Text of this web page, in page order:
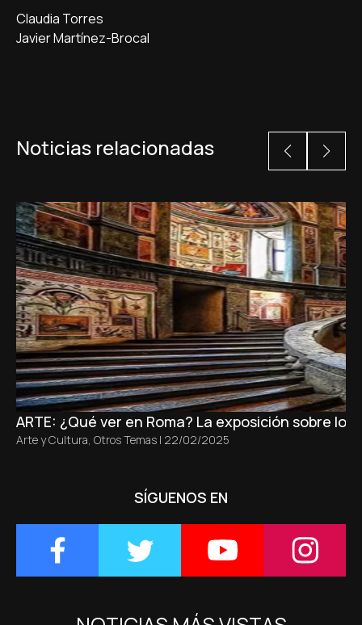
Claudia Torres
Javier Martínez-Brocal
Noticias relacionadas
ARTE: ¿Qué ver en Roma? La exposición sobre
Arte y Cultura, Otros Temas | 22/02/2025
SÍGUENOS EN